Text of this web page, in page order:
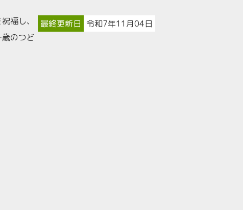
最終更新日 令和7年11月04日
福し、
のつど